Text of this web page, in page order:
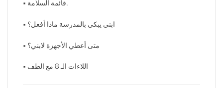
• قائمة السلامة.
• ابني يبكي بالمدرسة ماذا أفعل؟
• متى أعطي الأجهزة لابني؟
• اللاءات الـ 8 مع الطف